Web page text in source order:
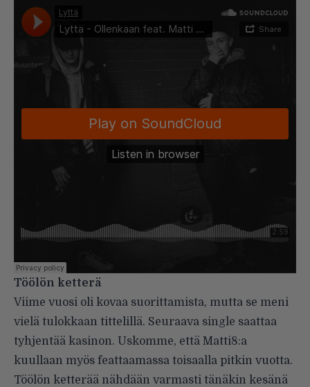
Töölön ketterä
Viime vuosi oli kovaa suorittamista, mutta se meni
vielä tulokkaan tittelillä. Seuraava single saattaa
tyhjentää kasinon. Uskomme, että Matti8:a
kuullaan myös feattaamassa toisaalla pitkin vuotta.
Töölön ketterää nähdään varmasti tänäkin kesänä